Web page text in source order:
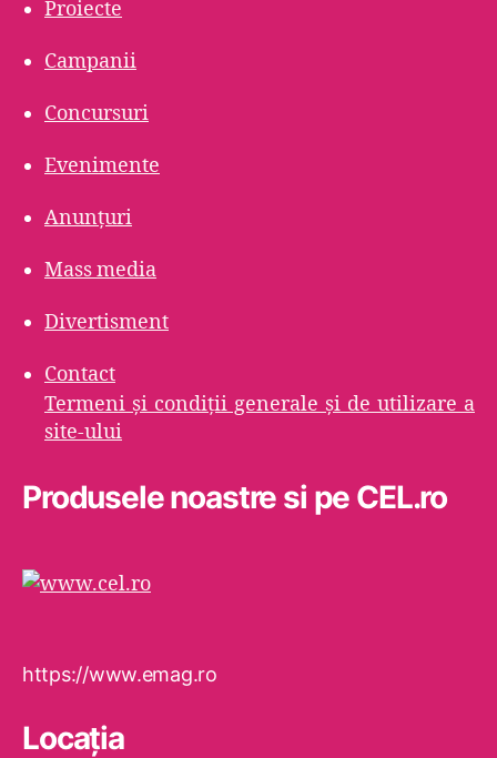
Proiecte
Campanii
Concursuri
Evenimente
Anunțuri
Mass media
Divertisment
Contact
Termeni şi condiţii generale şi de utilizare a
site-ului
Produsele noastre si pe CEL.ro
https://www.emag.ro
Locaţia